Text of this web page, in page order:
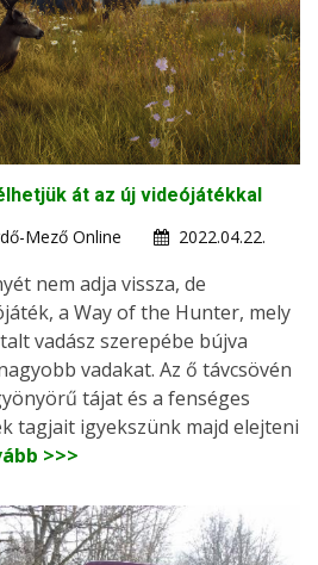
át az új videójátékkal
Mező Online
2022.04.22.
nem adja vissza, de
a Way of the Hunter, mely
vadász szerepébe bújva
vadakat. Az ő távcsövén
tájat és a fenséges
tagjait igyekszünk majd elejteni
>>>